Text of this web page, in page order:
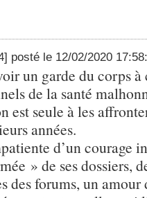
posté le 12/02/2020
un garde du corps à
de la santé
est seule à les
années.
d’un courage
» de ses dossiers,
des forums, un amour